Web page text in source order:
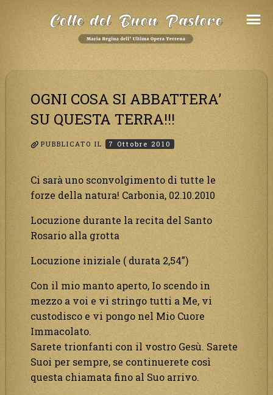
OGNI COSA SI ABBATTERA’
SU QUESTA TERRA!!!
PUBBLICATO IL 7 Ottobre 2010
Ci sarà uno sconvolgimento di tutte le
forze della natura! Carbonia, 02.10.2010
Locuzione durante la recita del Santo
Rosario alla grotta
Locuzione iniziale ( durata 2,54”)
Con il mio manto aperto, Io scendo in
mezzo a voi e vi stringo tutti a Me, vi
custodisco e vi pongo nel Mio Cuore
Immacolato.
Sarete trionfanti con il vostro Gesù. Sarete
Suoi per sempre, se continuerete così
questa chiamata fino al Suo arrivo.